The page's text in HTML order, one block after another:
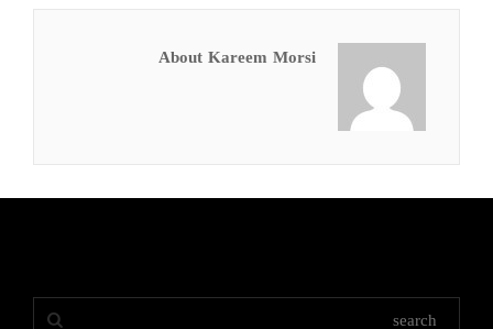
About Kareem Morsi